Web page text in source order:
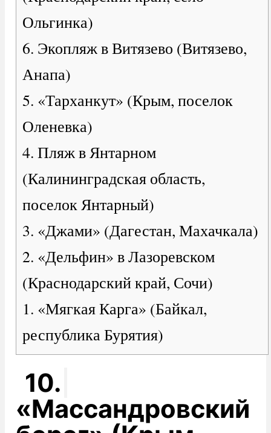
Ольгинка)
6. Экопляж в Витязево (Витязево,
Анапа)
5. «Тарханкут» (Крым, поселок
Оленевка)
4. Пляж в Янтарном
(Калининградская область,
поселок Янтарный)
3. «Джами» (Дагестан, Махачкала)
2. «Дельфин» в Лазоревском
(Краснодарский край, Сочи)
1. «Мягкая Карга» (Байкал,
республика Бурятия)
10.
«Массандровский